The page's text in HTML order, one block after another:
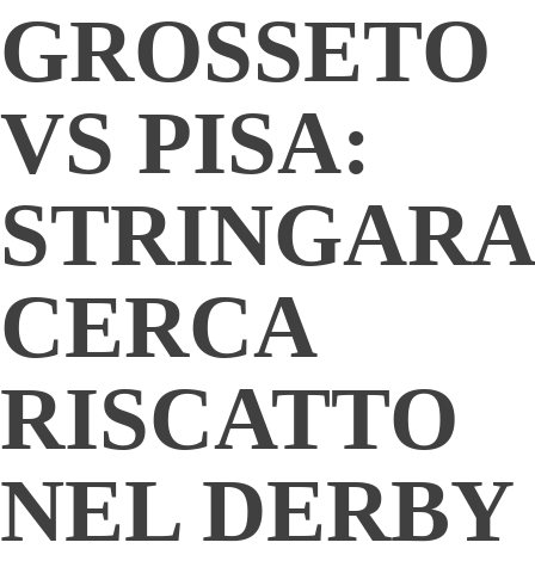
GROSSETO
VS PISA:
STRINGARA
CERCA
RISCATTO
NEL DERBY